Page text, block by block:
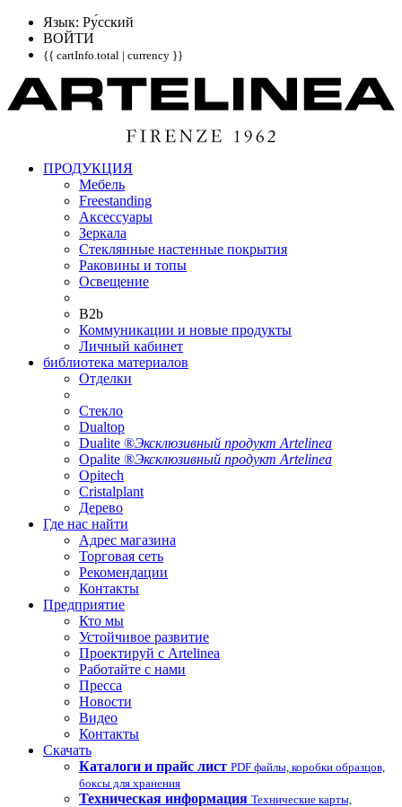
Язык: Pу́сский
ВОЙТИ
{{ cartInfo.total | currency }}
ПРОДУКЦИЯ
Мебель
Freestanding
Аксессуары
Зеркала
Стеклянные настенные покрытия
Раковины и топы
Освещение
B2b
Коммуникации и новые продукты
Личный кабинет
библиотека материалов
Отделки
Стекло
Dualtop
Dualite ®Эксклюзивный продукт Artelinea
Opalite ®Эксклюзивный продукт Artelinea
Opitech
Cristalplant
Дерево
Где нас найти
Адрес магазина
Торговая сеть
Рекомендации
Контакты
Предприятие
Кто мы
Устойчивое развитие
Проектируй с Artelinea
Работайте с нами
Пресса
Новости
Видео
Контакты
Скачать
Каталоги и прайс лист PDF файлы, коробки образцов,
боксы для хранения
Техническая информация Технические карты,